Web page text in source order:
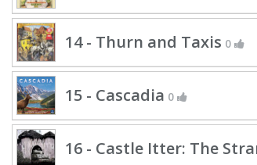
14 - Thurn and Taxis 0
15 - Cascadia 0
16 - Castle Itter: The